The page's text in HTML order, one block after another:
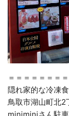
＝＝＝＝＝＝＝
隠れ家的な冷凍
鳥取市湖山町北2
miniminiさん駐